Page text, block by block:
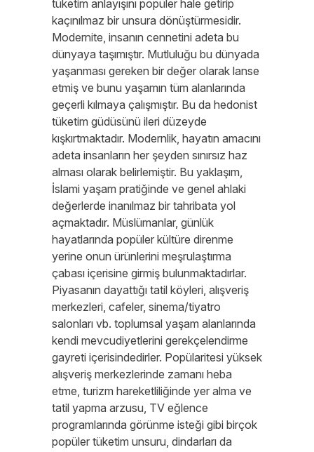
tüketim anlayışını popüler hale getirip
kaçınılmaz bir unsura dönüştürmesidir.
Modernite, insanın cennetini adeta bu
dünyaya taşımıştır. Mutluluğu bu dünyada
yaşanması gereken bir değer olarak lanse
etmiş ve bunu yaşamın tüm alanlarında
geçerli kılmaya çalışmıştır. Bu da hedonist
tüketim güdüsünü ileri düzeyde
kışkırtmaktadır. Modernlik, hayatın amacını
adeta insanların her şeyden sınırsız haz
alması olarak belirlemiştir. Bu yaklaşım,
İslami yaşam pratiğinde ve genel ahlaki
değerlerde inanılmaz bir tahribata yol
açmaktadır. Müslümanlar, günlük
hayatlarında popüler kültüre direnme
yerine onun ürünlerini meşrulaştırma
çabası içerisine girmiş bulunmaktadırlar.
Piyasanın dayattığı tatil köyleri, alışveriş
merkezleri, cafeler, sinema/tiyatro
salonları vb. toplumsal yaşam alanlarında
kendi mevcudiyetlerini gerekçelendirme
gayreti içerisindedirler. Popülaritesi yüksek
alışveriş merkezlerinde zamanı heba
etme, turizm hareketliliğinde yer alma ve
tatil yapma arzusu, TV eğlence
programlarında görünme isteği gibi birçok
popüler tüketim unsuru, dindarları da